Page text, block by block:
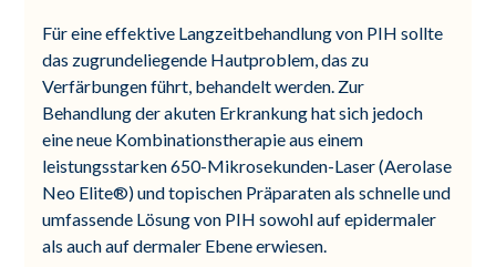
Für eine effektive Langzeitbehandlung von PIH sollte
das zugrundeliegende Hautproblem, das zu
Verfärbungen führt, behandelt werden. Zur
Behandlung der akuten Erkrankung hat sich jedoch
eine neue Kombinationstherapie aus einem
leistungsstarken 650-Mikrosekunden-Laser (Aerolase
Neo Elite®) und topischen Präparaten als schnelle und
umfassende Lösung von PIH sowohl auf epidermaler
als auch auf dermaler Ebene erwiesen.